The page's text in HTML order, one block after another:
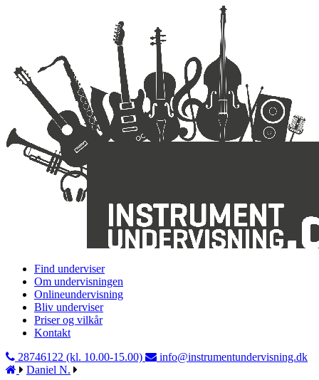
Find underviser
Om undervisningen
Onlineundervisning
Bliv underviser
Priser og vilkår
Kontakt
28746122 (kl. 10.00-15.00)
info@instrumentundervisning.dk
Daniel N.